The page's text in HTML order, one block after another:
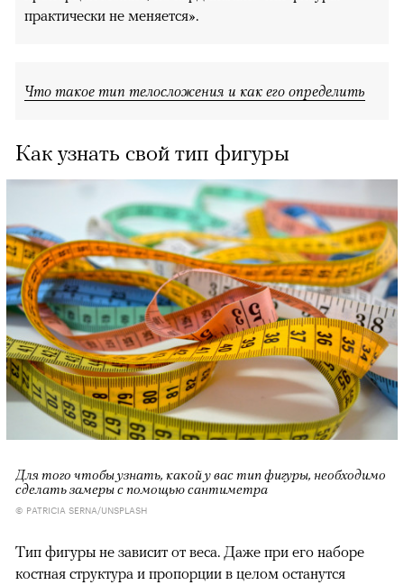
практически не меняется».
Что такое тип телосложения и как его определить
Как узнать свой тип фигуры
Для того чтобы узнать, какой у вас тип фигуры, необходимо
сделать замеры с помощью сантиметра
© PATRICIA SERNA/UNSPLASH
Тип фигуры не зависит от веса. Даже при его наборе
костная структура и пропорции в целом останутся